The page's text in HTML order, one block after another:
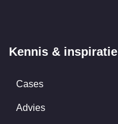
Kennis & inspiratie
Cases
Advies